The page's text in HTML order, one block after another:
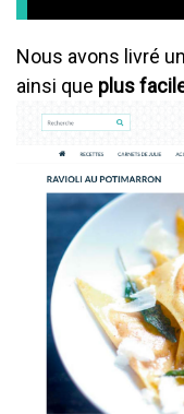
Nous avons livré
ainsi que plus